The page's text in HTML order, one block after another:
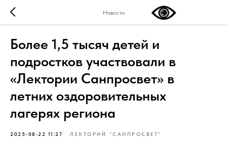
Новости
Более 1,5 тысяч детей и
подростков участвовали в
«Лектории Санпросвет» в
летних оздоровительных
лагерях региона
2025-08-22 11:27 ЛЕКТОРИЙ "САНПРОСВЕТ"